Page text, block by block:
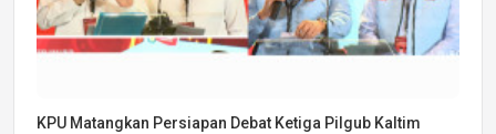
KPU Matangkan Persiapan Debat Ketiga Pilgub Kaltim